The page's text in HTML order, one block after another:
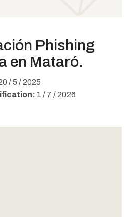
Phishing
en Mataró.
/ 5 / 2025
1 / 7 / 2026